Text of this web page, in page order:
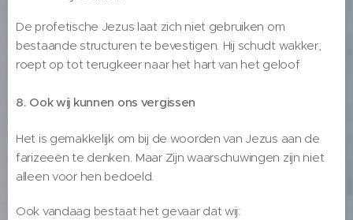
De profetische Jezus laat zich niet gebruiken om
bestaande structuren te bevestigen. Hij schudt wakker,
roept op tot terugkeer naar het hart van het geloof
8. Ook wij kunnen ons vergissen
Het is gemakkelijk om bij de woorden van Jezus aan de
farizeeën te denken. Maar Zijn waarschuwingen zijn niet
alleen voor hen bedoeld.
Ook vandaag bestaat het gevaar dat wij: